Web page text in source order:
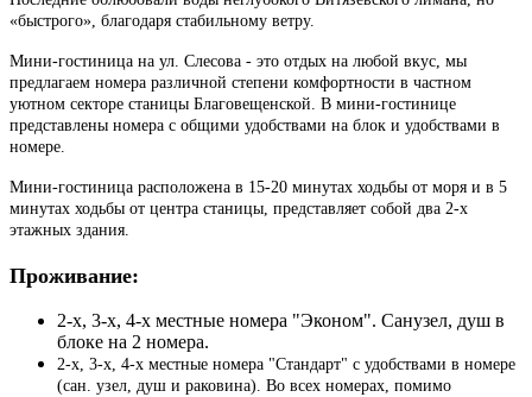
«быстрого», благодаря стабильному ветру.
Мини-гостиница на ул. Слесова - это отдых на любой вкус, мы
предлагаем номера различной степени комфортности в частном
уютном секторе станицы Благовещенской. В мини-гостинице
представлены номера с общими удобствами на блок и удобствами в
номере.
Мини-гостиница расположена в 15-20 минутах ходьбы от моря и в 5
минутах ходьбы от центра станицы, представляет собой два 2-х
этажных здания.
Проживание:
2-х, 3-х, 4-х местные номера "Эконом". Санузел, душ в
блоке на 2 номера.
2-х, 3-х, 4-х местные номера "Стандарт" с удобствами в номере
(сан. узел, душ и раковина). Во всех номерах, помимо